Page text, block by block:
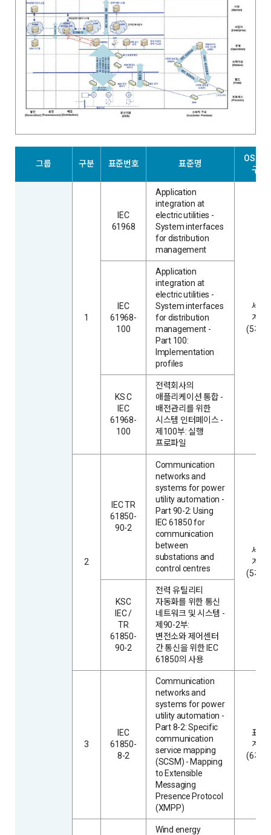
그룹 구분 표준번호 표준명
OSI 계
구분
1
IEC
61968
Application
integration at
electric utilities -
System interfaces
for distribution
management
세션
계층
(5계층
IEC
61968-
100
Application
integration at
electric utilities -
System interfaces
for distribution
management -
Part 100:
Implementation
profiles
KS C
IEC
61968-
100
전력회사의
애플리케이션 통합 -
배전관리를 위한
시스템 인터페이스 -
제100부: 실행
프로파일
2
IEC TR
61850-
90-2
Communication
networks and
systems for power
utility automation -
Part 90-2: Using
IEC 61850 for
communication
between
substations and
control centres
세션
계층
(5계층
KSC
IEC /
TR
61850-
90-2
전력 유틸리티
자동화를 위한 통신
네트워크 및 시스템 -
제90-2부:
변전소와 제어센터
간 통신을 위한 IEC
61850의 사용
3
IEC
61850-
8-2
Communication
networks and
systems for power
utility automation -
Part 8-2: Specific
communication
service mapping
(SCSM) - Mapping
to Extensible
Messaging
Presence Protocol
(XMPP)
표현
계층
(6계층
Wind energy